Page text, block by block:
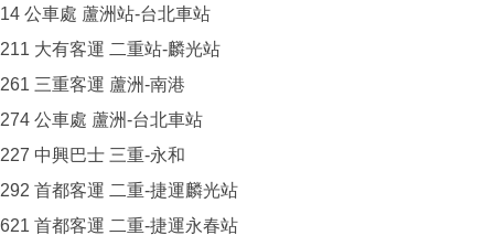
14 公車處 蘆洲站-台北車站
211 大有客運 二重站-麟光站
261 三重客運 蘆洲-南港
274 公車處 蘆洲-台北車站
227 中興巴士 三重-永和
292 首都客運 二重-捷運麟光站
621 首都客運 二重-捷運永春站